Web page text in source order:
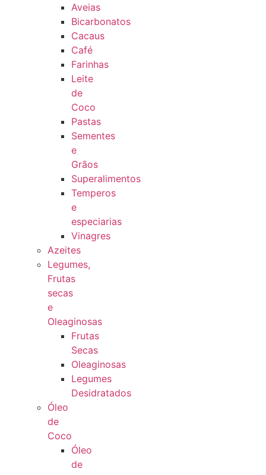
Aveias
Bicarbonatos
Cacaus
Café
Farinhas
Leite
de
Coco
Pastas
Sementes
e
Grãos
Superalimentos
Temperos
e
especiarias
Vinagres
Azeites
Legumes,
Frutas
secas
e
Oleaginosas
Frutas
Secas
Oleaginosas
Legumes
Desidratados
Óleo
de
Coco
Óleo
de